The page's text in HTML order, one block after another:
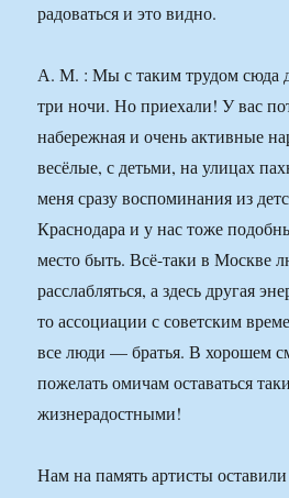
радоваться и это видно.
А. М. : Мы с таким трудом сюда
три ночи. Но приехали! У вас
набережная и очень активные
весёлые, с детьми, на улицах
меня сразу воспоминания из
Краснодара и у нас тоже
место быть. Всё-таки в Москве
расслабляться, а здесь другая
то ассоциации с советским
все люди — братья. В хорошем
пожелать омичам оставаться
жизнерадостными!
Нам на память артисты